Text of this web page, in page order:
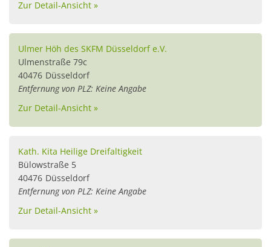
Zur Detail-Ansicht »
Ulmer Höh des SKFM Düsseldorf e.V.
Ulmenstraße 79c
40476 Düsseldorf
Entfernung von PLZ: Keine Angabe
Zur Detail-Ansicht »
Kath. Kita Heilige Dreifaltigkeit
Bülowstraße 5
40476 Düsseldorf
Entfernung von PLZ: Keine Angabe
Zur Detail-Ansicht »